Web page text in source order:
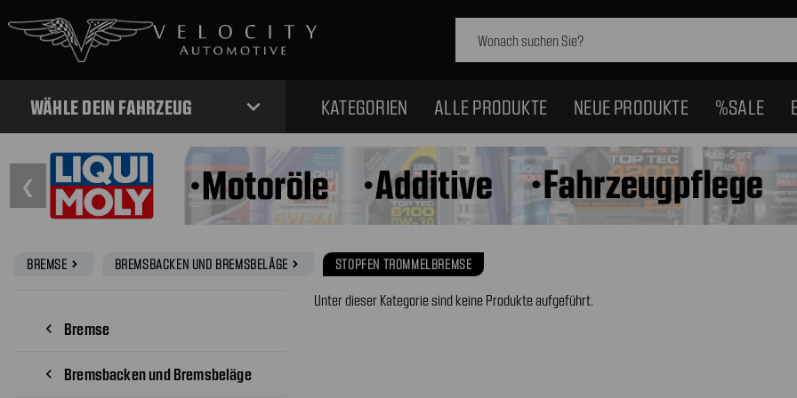
WÄHLE DEIN FAHRZEUG expand_more KATEGORIEN ALLE PRODUKTE NEUE PRODUKTE %SALE
❮
BREMSE navigate_next BREMSBACKEN UND BREMSBELÄGE navigate_next STOPFEN TROMMELBREMSE
navigate_before Bremse
navigate_before Bremsbacken und Bremsbeläge
Unter dieser Kategorie sind keine Produkte aufgeführt.